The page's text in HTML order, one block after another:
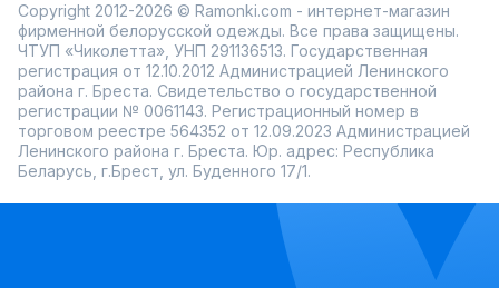
Copyright 2012-2026 © Ramonki.com - интернет-магазин
фирменной белорусской одежды. Все права защищены.
ЧТУП «Чиколетта», УНП 291136513. Государственная
регистрация от 12.10.2012 Администрацией Ленинского
района г. Бреста. Свидетельство о государственной
регистрации № 0061143. Регистрационный номер в
торговом реестре 564352 от 12.09.2023 Администрацией
Ленинского района г. Бреста. Юр. адрес: Республика
Беларусь, г.Брест, ул. Буденного 17/1.